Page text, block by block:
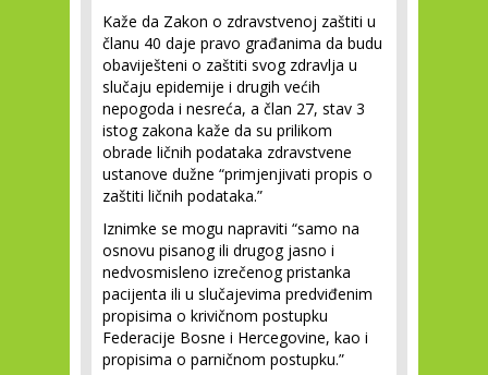
Kaže da Zakon o zdravstvenoj zaštiti u
članu 40 daje pravo građanima da budu
obaviješteni o zaštiti svog zdravlja u
slučaju epidemije i drugih većih
nepogoda i nesreća, a član 27, stav 3
istog zakona kaže da su prilikom
obrade ličnih podataka zdravstvene
ustanove dužne “primjenjivati propis o
zaštiti ličnih podataka.”
Iznimke se mogu napraviti “samo na
osnovu pisanog ili drugog jasno i
nedvosmisleno izrečenog pristanka
pacijenta ili u slučajevima predviđenim
propisima o krivičnom postupku
Federacije Bosne i Hercegovine, kao i
propisima o parničnom postupku.”